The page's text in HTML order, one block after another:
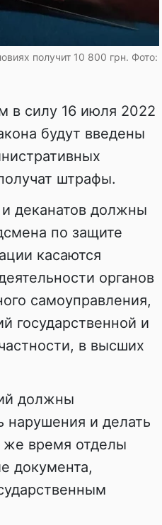
получит 10 800 грн. Фото:
в силу 16 июля 2022
будут введены
штрафы.
и деканатов должны
по защите
касаются
органов
самоуправления,
государственной и
в высших
должны
нарушения и делать
же время отделы
документа,